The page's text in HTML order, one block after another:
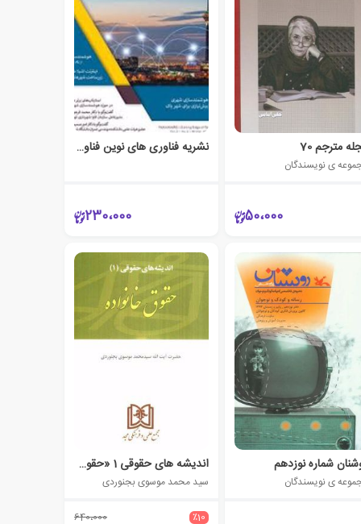
مترجم 70
ی نویسندگان
50،000
نشریه فناوری های نوین فناورد (سال سوم شماره پنجم سال 1398)
230،000
شماره نوزدهم
ی نویسندگان
اندیشه های حقوقی 1 «حقوق خانواده»
سید محمد موسوی بجنوردی
٪10 640،000